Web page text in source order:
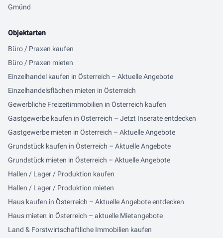
Gmünd
Objektarten
Büro / Praxen kaufen
Büro / Praxen mieten
Einzelhandel kaufen in Österreich – Aktuelle Angebote
Einzelhandelsflächen mieten in Österreich
Gewerbliche Freizeitimmobilien in Österreich kaufen
Gastgewerbe kaufen in Österreich – Jetzt Inserate entdecken
Gastgewerbe mieten in Österreich – Aktuelle Angebote
Grundstück kaufen in Österreich – Aktuelle Angebote
Grundstück mieten in Österreich – Aktuelle Angebote
Hallen / Lager / Produktion kaufen
Hallen / Lager / Produktion mieten
Haus kaufen in Österreich – Aktuelle Angebote entdecken
Haus mieten in Österreich – aktuelle Mietangebote
Land & Forstwirtschaftliche Immobilien kaufen